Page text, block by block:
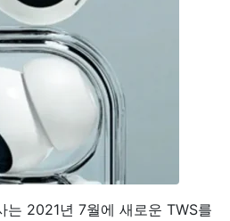
2021년 7월에 새로운 TWS를